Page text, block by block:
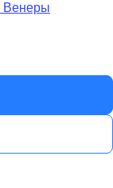
Венеры